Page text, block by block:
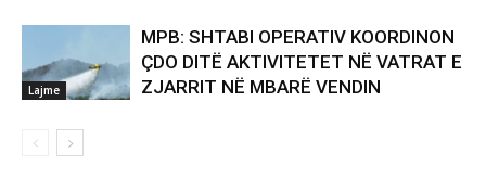
Lajme
MPB: SHTABI OPERATIV KOORDINON
ÇDO DITË AKTIVITETET NË VATRAT E
ZJARRIT NË MBARË VENDIN